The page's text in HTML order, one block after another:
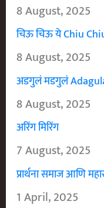
8 August, 2025
चिऊ चिऊ ये Chiu
8 August, 2025
अडगुलं मडगुलं
8 August, 2025
अरिंग मिरिंग
7 August, 2025
प्रार्थना समाज आणि
1 April, 2025